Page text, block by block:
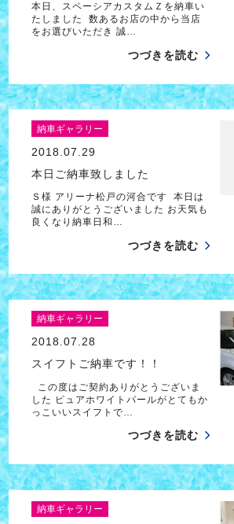
本日、スペーシアカスタムＺを納車い
たしました 数あるお店の中から当店
をお選びいただき 誠…
つづきを読む
納車ギャラリー
2018.07.29
本日ご納車致しました
Ｓ様 アリーナ松戸の河合です 本日は
誠にありがとうございました お天気も
良くなり納車日和…
つづきを読む
納車ギャラリー
2018.07.28
スイフトご納車です！！
この度はご契約ありがとうございま
した ピュアホワイトパールがとてもか
っこいいスイフトで…
つづきを読む
納車ギャラリー